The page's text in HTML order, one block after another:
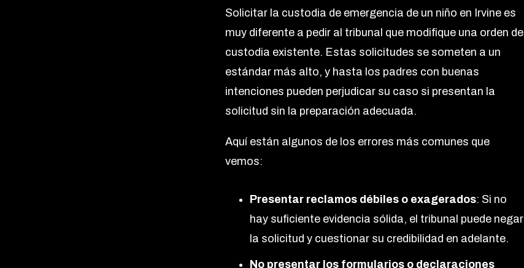
Solicitar la custodia de emergencia de un niño en Irvine es
muy diferente a pedir al tribunal que modifique una orden de
custodia existente. Estas solicitudes se someten a un
estándar más alto, y hasta los padres con buenas
intenciones pueden perjudicar su caso si presentan la
solicitud sin la preparación adecuada.
Aquí están algunos de los errores más comunes que
vemos:
Presentar reclamos débiles o exagerados: Si no
hay suficiente evidencia sólida, el tribunal puede negar
la solicitud y cuestionar su credibilidad en adelante.
No presentar los formularios o declaraciones